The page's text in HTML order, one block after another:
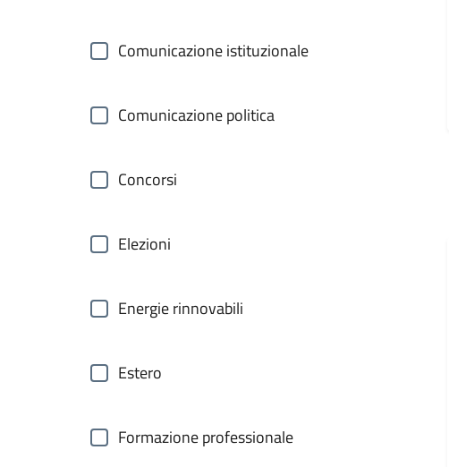
Comunicazione istituzionale
Comunicazione politica
Concorsi
Elezioni
Energie rinnovabili
Estero
Formazione professionale